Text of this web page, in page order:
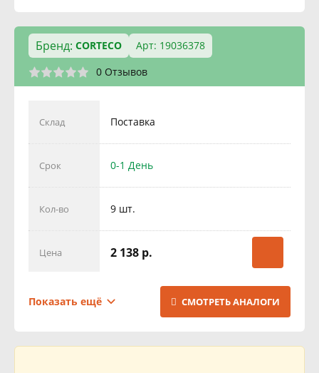
Бренд: CORTECO
Арт: 19036378
0 Отзывов
Склад Поставка
Срок 0-1 День
Кол-во 9 шт.
Цена 2 138 р.
Поставка
Показать ещё СМОТРЕТЬ АНАЛОГИ